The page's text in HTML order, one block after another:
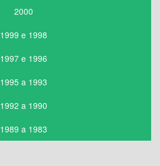
2000
1999 e 1998
1997 e 1996
1995 a 1993
1992 a 1990
1989 a 1983